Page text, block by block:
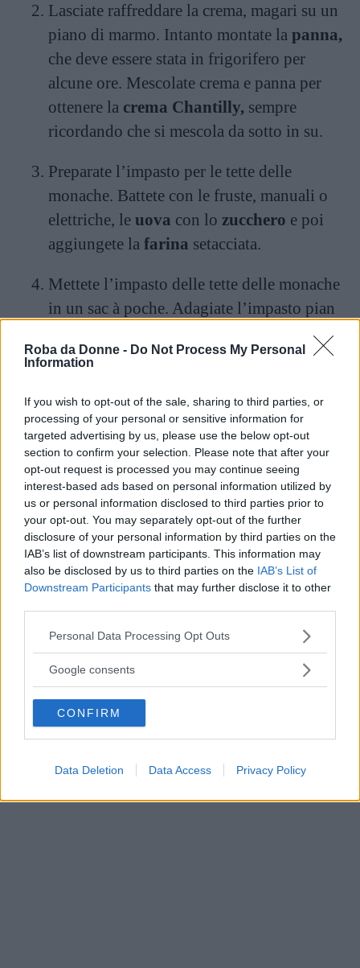
Roba da Donne - Do Not Process My Personal
Information
If you wish to opt-out of the sale, sharing to third parties, or
processing of your personal or sensitive information for
targeted advertising by us, please use the below opt-out
section to confirm your selection. Please note that after your
opt-out request is processed you may continue seeing
interest-based ads based on personal information utilized by
us or personal information disclosed to third parties prior to
your opt-out. You may separately opt-out of the further
disclosure of your personal information by third parties on the
IAB’s list of downstream participants. This information may
also be disclosed by us to third parties on the IAB’s List of
Downstream Participants that may further disclose it to other
Please note that this website/app uses one or more Google
not limited to your visit or usage behaviour. You may click to
use your data for below specified purposes in below Google
consent section.
Personal Data Processing Opt Outs
Google consents
CONFIRM
Data Deletion Data Access Privacy Policy
Lasciate raffreddare la crema, magari su un
piano di marmo. Intanto montate la panna,
che deve essere stata in frigorifero per
alcune ore. Mescolate crema e panna per
ottenere la crema Chantilly, sempre
ricordando che si mescola da sotto in su.
Preparate l’impasto per le tette delle
monache. Battete con le fruste, manuali o
elettriche, le uova con lo zucchero e poi
aggiungete la farina setacciata.
Mettete l’impasto delle tette delle monache
in un sac à poche. Adagiate l’impasto pian
piano su una teglia rivestita di carta forno,
formando una sorta di dolcetto circolare
Cuocete in forno preriscaldato a 180°C per
un quarto d’ora circa. A fine cottura, dopo
che saranno raffreddate, praticate un
buchetto sotto le tette delle monache e
riempitele di crema Chantilly. Se vi piace,
aggiungete dello zucchero a velosulla
superficie superiore.